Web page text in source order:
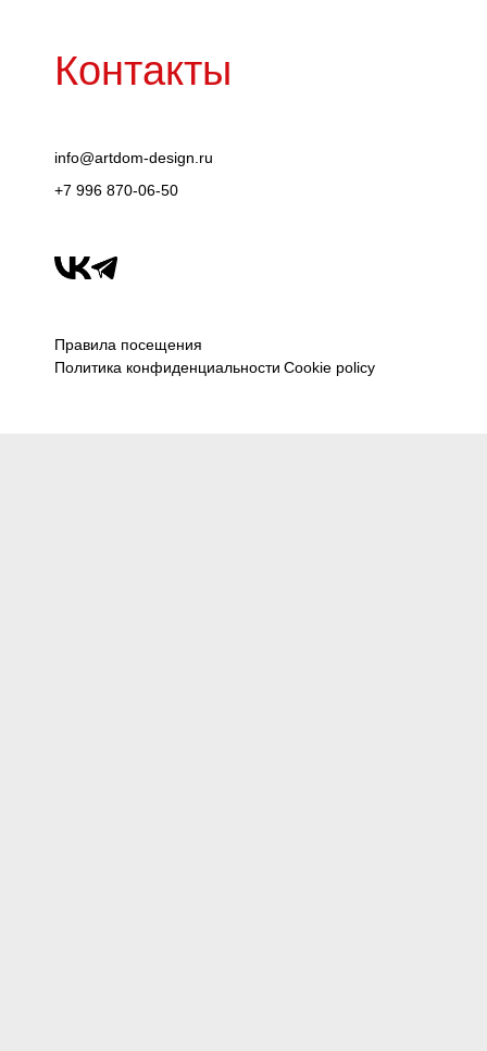
Контакты
info@artdom-design.ru
+7 996 870-06-50
Правила посещения
Политика конфиденциальности Cookie policy